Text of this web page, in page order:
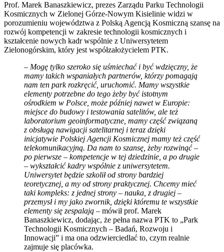
Prof. Marek Banaszkiewicz, prezes Zarządu Parku Technologii
Kosmicznych w Zielonej Górze-Nowym Kisielinie widzi w
porozumieniu województwa z Polską Agencją Kosmiczną szansę na
rozwój kompetencji w zakresie technologii kosmicznych i
kształcenie nowych kadr wspólnie z Uniwersytetem
Zielonogórskim, który jest współzałożycielem PTK.
– Mogę tylko szeroko się uśmiechać i być wdzięczny, że
mamy takich wspaniałych partnerów, którzy pomagają
nam ten park rozkręcić, uruchomić. Mamy wszystkie
elementy potrzebne do tego żeby być istotnym
ośrodkiem w Polsce, może później nawet w Europie:
miejsce do budowy i testowania satelitów, ale też
laboratorium geoinformatyczne, mamy część związaną
z obsługą nawigacji satelitarnej i teraz dzięki
inicjatywie Polskiej Agencji Kosmicznej mamy też część
telekomunikacyjną. Da nam to szansę, żeby rozwinąć –
po pierwsze – kompetencje w tej dziedzinie, a po drugie
– wykształcić kadry wspólnie z uniwersytetem.
Uniwersytet będzie szkolił od strony bardziej
teoretycznej, a my od strony praktycznej. Chcemy mieć
taki kompleks: z jednej strony – nauka, z drugiej –
przemysł i my jako zwornik, dzięki któremu te wszystkie
elementy się zespalają – mówił prof. Marek
Banaszkiewicz, dodając, że pełna nazwa PTK to „Park
Technologii Kosmicznych – Badań, Rozwoju i
Innowacji” i ma ona odzwierciedlać to, czym realnie
zajmuje się placówka.